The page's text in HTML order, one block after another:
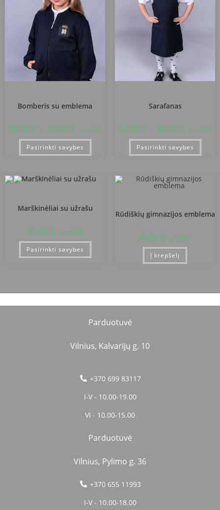
Bomberis su emblema
54,00 € – 68,00 € su PVM
Pasirinkti savybes
Sarafanas
42,00 € – 49,00 € su PVM
Pasirinkti savybes
Marškinėliai su užrašu
15,00 € su PVM
Pasirinkti savybes
Rūdiškių gimnazijos emblema
6,00 € su PVM
Į krepšelį
Parduotuvė
Vilnius, Kalvarijų g. 10
+370 699 83117
I-V - 10.00-19.00
VI - 10.00-15.00
Parduotuvė
Vilnius, Pylimo g. 36
+370 655 11993
I-V - 10.00-18.00